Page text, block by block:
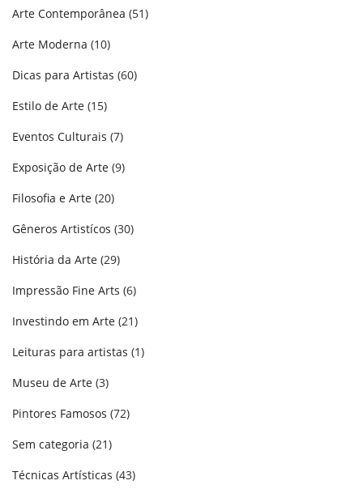
Arte Contemporânea (51)
Arte Moderna (10)
Dicas para Artistas (60)
Estilo de Arte (15)
Eventos Culturais (7)
Exposição de Arte (9)
Filosofia e Arte (20)
Gêneros Artistícos (30)
História da Arte (29)
Impressão Fine Arts (6)
Investindo em Arte (21)
Leituras para artistas (1)
Museu de Arte (3)
Pintores Famosos (72)
Sem categoria (21)
Técnicas Artísticas (43)